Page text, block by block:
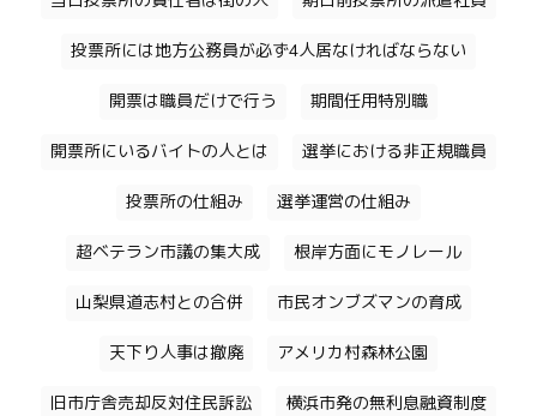
投票所には地方公務員が必ず4人居なければならない
開票は職員だけで行う 期間任用特別職
開票所にいるバイトの人とは 選挙における非正規職員
投票所の仕組み 選挙運営の仕組み
超ベテラン市議の集大成 根岸方面にモノレール
山梨県道志村との合併 市民オンブズマンの育成
天下り人事は撤廃 アメリカ村森林公園
旧市庁舎売却反対住民訴訟 横浜市発の無利息融資制度